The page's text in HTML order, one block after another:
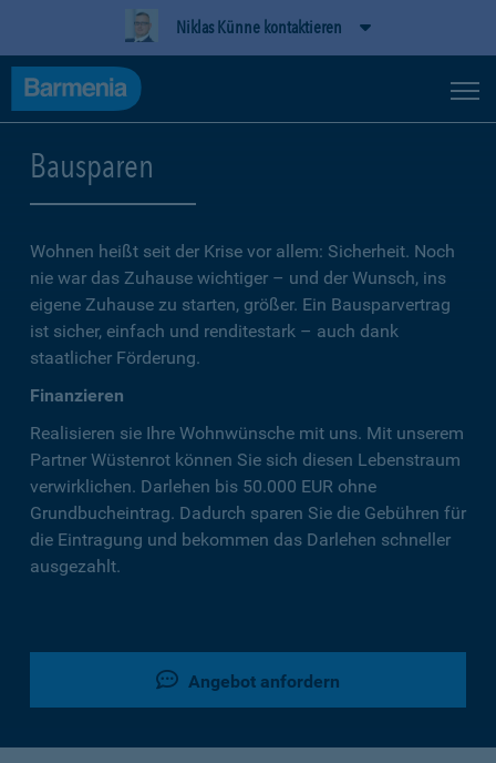
Niklas Künne kontaktieren
Bausparen
Wohnen heißt seit der Krise vor allem: Sicherheit. Noch
nie war das Zuhause wichtiger – und der Wunsch, ins
eigene Zuhause zu starten, größer. Ein Bausparvertrag
ist sicher, einfach und renditestark – auch dank
staatlicher Förderung.
Finanzieren
Realisieren sie Ihre Wohnwünsche mit uns. Mit unserem
Partner Wüstenrot können Sie sich diesen Lebenstraum
verwirklichen. Darlehen bis 50.000 EUR ohne
Grundbucheintrag. Dadurch sparen Sie die Gebühren für
die Eintragung und bekommen das Darlehen schneller
ausgezahlt.
Angebot anfordern